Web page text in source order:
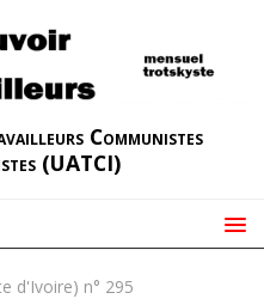
Communistes
(UATCI)
d'Ivoire) n° 295